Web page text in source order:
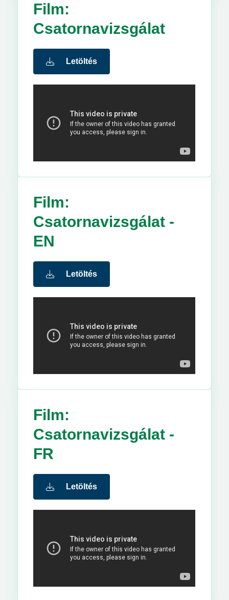
Film:
Csatornavizsgálat
Letöltés
Film:
Csatornavizsgálat -
EN
Letöltés
Film:
Csatornavizsgálat -
FR
Letöltés